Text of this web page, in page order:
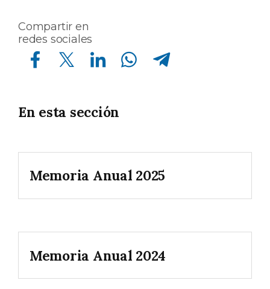
Compartir en
redes sociales
Compartir en Facebook Compartir en Twitter Compartir en Linkedin Compartir en Whatsapp
En esta sección
Memoria Anual 2025
Memoria Anual 2024